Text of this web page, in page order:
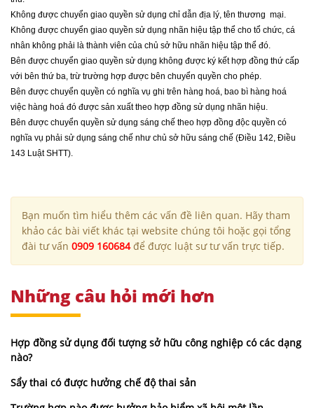
Không được chuyển giao quyền sử dụng chỉ dẫn địa lý, tên thương mại.
Không được chuyển giao quyền sử dụng nhãn hiệu tập thể cho tổ chức, cá
nhân không phải là thành viên của chủ sở hữu nhãn hiệu tập thể đó.
Bên được chuyển giao quyền sử dụng không được ký kết hợp đồng thứ cấp
với bên thứ ba, trừ trường hợp được bên chuyển quyền cho phép.
Bên được chuyển quyền có nghĩa vụ ghi trên hàng hoá, bao bì hàng hoá
việc hàng hoá đó được sản xuất theo hợp đồng sử dụng nhãn hiệu.
Bên được chuyển quyền sử dụng sáng chế theo hợp đồng độc quyền có
nghĩa vụ phải sử dụng sáng chế như chủ sở hữu sáng chế (Điều 142, Điều
143 Luật SHTT).
Bạn muốn tìm hiểu thêm các vấn đề liên quan. Hãy tham
khảo các bài viết khác tại website chúng tôi hoặc gọi tổng
đài tư vấn 0909 160684để được luật sư tư vấn trực tiếp.
Những câu hỏi mới hơn
Hợp đồng sử dụng đối tượng sở hữu công nghiệp có các dạng
nào?
Sẩy thai có được hưởng chế độ thai sản